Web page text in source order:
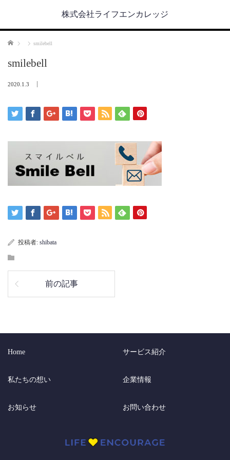
株式会社ライフエンカレッジ
ホーム smilebell
smilebell
2020.1.3
投稿者: shibata
前の記事
Home サービス紹介
私たちの想い 企業情報
お知らせ お問い合わせ